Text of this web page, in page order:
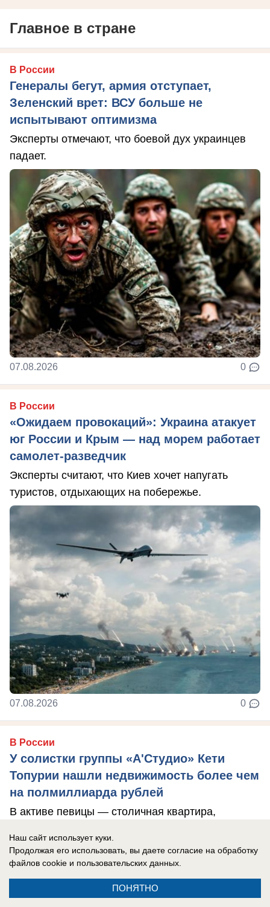
Главное в стране
В России
Генералы бегут, армия отступает,
Зеленский врет: ВСУ больше не
испытывают оптимизма
Эксперты отмечают, что боевой дух украинцев
падает.
07.08.2026 0
В России
«Ожидаем провокаций»: Украина атакует
юг России и Крым — над морем работает
самолет-разведчик
Эксперты считают, что Киев хочет напугать
туристов, отдыхающих на побережье.
07.08.2026 0
В России
У солистки группы «А'Студио» Кети
Топурии нашли недвижимость более чем
на полмиллиарда рублей
В активе певицы — столичная квартира,
Наш сайт использует куки.
Продолжая его использовать, вы даете согласие на обработку
файлов cookie и пользовательских данных.
ПОНЯТНО